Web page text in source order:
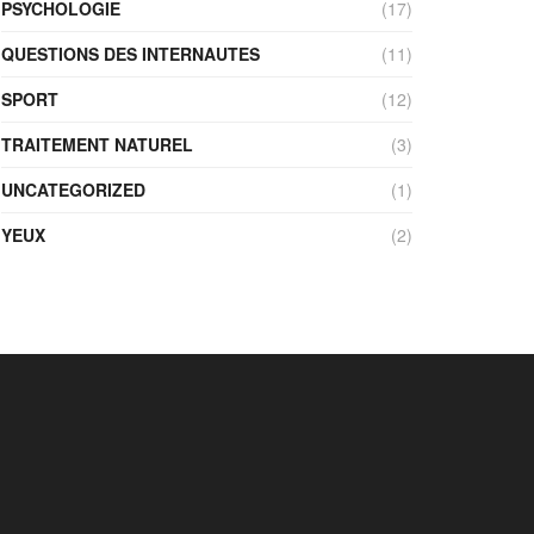
PSYCHOLOGIE
(17)
QUESTIONS DES INTERNAUTES
(11)
SPORT
(12)
TRAITEMENT NATUREL
(3)
UNCATEGORIZED
(1)
YEUX
(2)